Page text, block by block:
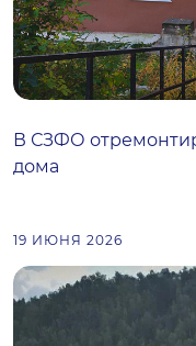
В СЗФО
дома
19 ИЮНЯ 2026